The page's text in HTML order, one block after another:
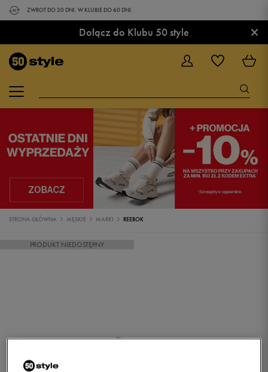
ZWROT DO 30 DNI. W KLUBIE DO 60 DNI.
Dołącz do Klubu 50 style ×
STRONA GŁÓWNA MĘSKIE MARKI REEBOK
PRODUKT NIEDOSTĘPNY